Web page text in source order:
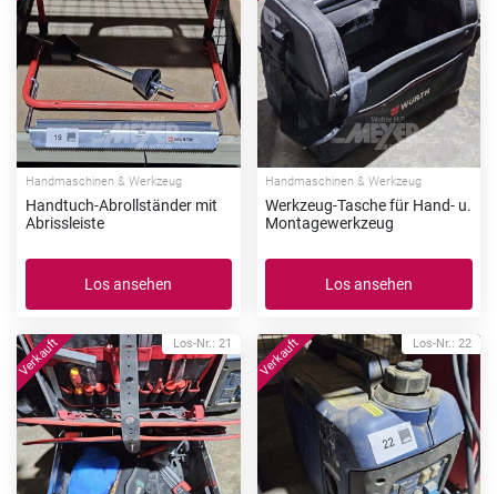
Handmaschinen & Werkzeug
Handtuch-Abrollständer mit
Abrissleiste
Los ansehen
Handmaschinen & Werkzeug
Werkzeug-Tasche für Hand- u.
Montagewerkzeug
Los ansehen
Los-Nr.: 21 Los-Nr.: 22